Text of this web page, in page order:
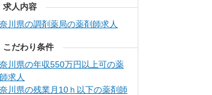
求人内容
川県の調剤薬局の薬剤師求人
こだわり条件
川県の年収550万円以上可の薬
求人
川県の残業月10ｈ以下の薬剤師